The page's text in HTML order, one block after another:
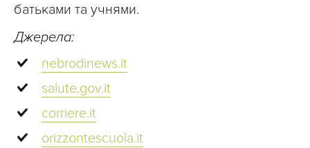
батьками та учнями.
Джерела:
nebrodinews.it
salute.gov.it
corriere.it
orizzontescuola.it